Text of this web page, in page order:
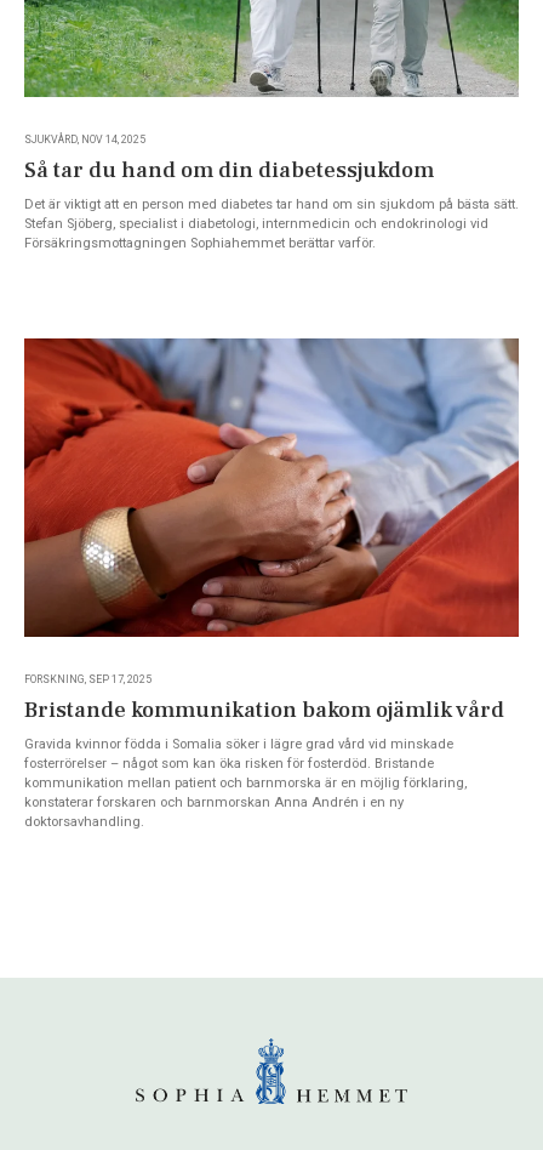
SJUKVÅRD, NOV 14, 2025
Så tar du hand om din diabetessjukdom
Det är viktigt att en person med diabetes tar hand om sin sjukdom på bästa sätt.
Stefan Sjöberg, specialist i diabetologi, internmedicin och endokrinologi vid
Försäkringsmottagningen Sophiahemmet berättar varför.
FORSKNING, SEP 17, 2025
Bristande kommunikation bakom ojämlik vård
Gravida kvinnor födda i Somalia söker i lägre grad vård vid minskade
fosterrörelser – något som kan öka risken för fosterdöd. Bristande
kommunikation mellan patient och barnmorska är en möjlig förklaring,
konstaterar forskaren och barnmorskan Anna Andrén i en ny
doktorsavhandling.